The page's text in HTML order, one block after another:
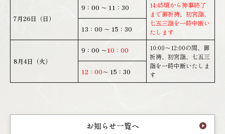
7月26日（日）
9：00 ～ 11：30
14:45頃から神事終了
まで御祈祷、初宮詣、
七五三詣を一時中断い
たします
13：00 ～ 15：30
8月4日（火）
9：00 ～10：00
10:00～12:00の間、御
祈祷、初宮詣、七五三
詣を一時中断いたしま
す
12：00～ 15：30
お知らせ一覧へ